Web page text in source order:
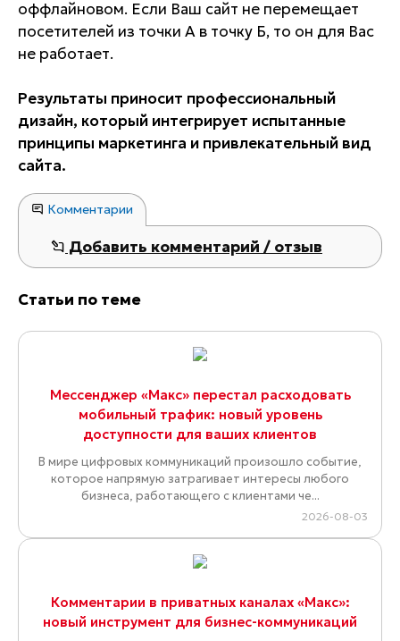
оффлайновом. Если Ваш сайт не перемещает
посетителей из точки А в точку Б, то он для Вас
не работает.
Результаты приносит профессиональный
дизайн, который интегрирует испытанные
принципы маркетинга и привлекательный вид
сайта.
Комментарии
Добавить комментарий / отзыв
Статьи по теме
Мессенджер «Макс» перестал расходовать
мобильный трафик: новый уровень
доступности для ваших клиентов
В мире цифровых коммуникаций произошло событие,
которое напрямую затрагивает интересы любого
бизнеса, работающего с клиентами че...
2026-08-03
Комментарии в приватных каналах «Макс»:
новый инструмент для бизнес-коммуникаций